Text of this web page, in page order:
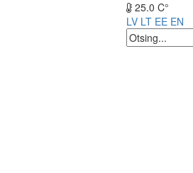
25.0 C°
LV LT EE EN